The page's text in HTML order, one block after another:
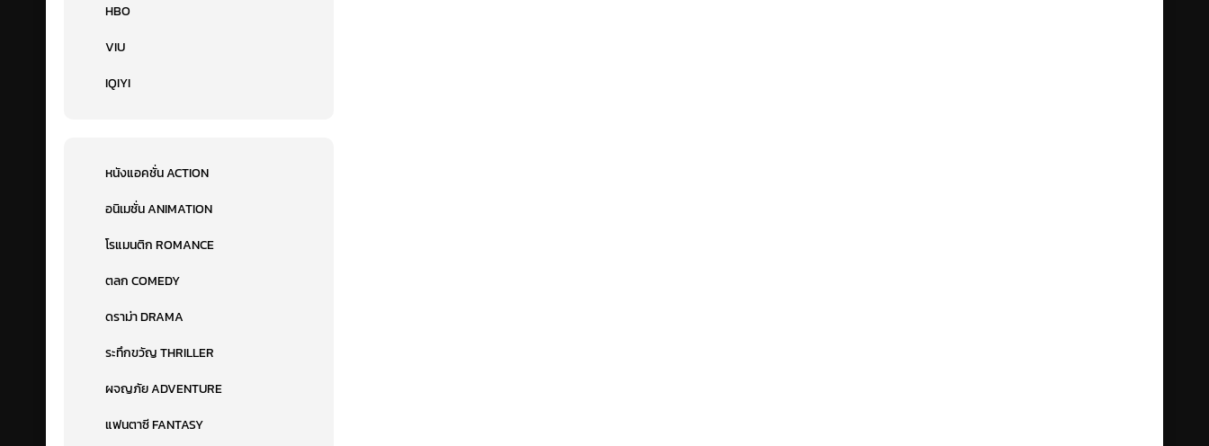
HBO
VIU
IQIYI
หนังแอคชั่น ACTION
อนิเมชั่น ANIMATION
โรแมนติก ROMANCE
ตลก COMEDY
ดราม่า DRAMA
ระทึกขวัญ THRILLER
ผจญภัย ADVENTURE
แฟนตาซี FANTASY